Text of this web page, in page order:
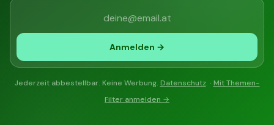
Anmelden →
Jederzeit abbestellbar. Keine Werbung. Datenschutz. · Mit Themen-
Filter anmelden →